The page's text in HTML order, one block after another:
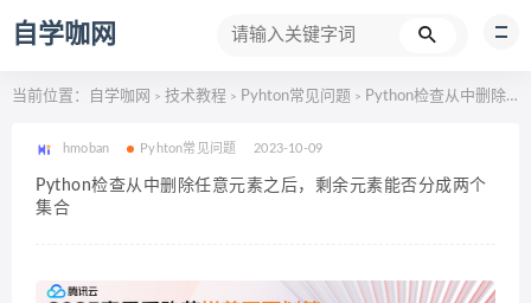
自学咖网
当前位置： 自学咖网 > 技术教程 > Pyhton常见问题 > Python检查从中删除任意元素之后，剩余元素能否分成两个集合
hmoban Pyhton常见问题 2023-10-09
Python检查从中删除任意元素之后，剩余元素能否分成两个
集合